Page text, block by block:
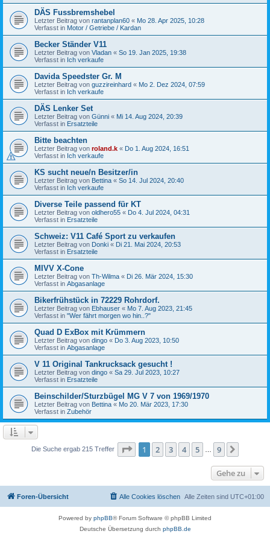
DÄS Fussbremshebel
Letzter Beitrag von rantanplan60 « Mo 28. Apr 2025, 10:28
Verfasst in Motor / Getriebe / Kardan
Becker Ständer V11
Letzter Beitrag von Vladan « So 19. Jan 2025, 19:38
Verfasst in Ich verkaufe
Davida Speedster Gr. M
Letzter Beitrag von guzzireinhard « Mo 2. Dez 2024, 07:59
Verfasst in Ich verkaufe
DÄS Lenker Set
Letzter Beitrag von Günni « Mi 14. Aug 2024, 20:39
Verfasst in Ersatzteile
Bitte beachten
Letzter Beitrag von roland.k « Do 1. Aug 2024, 16:51
Verfasst in Ich verkaufe
KS sucht neue/n Besitzer/in
Letzter Beitrag von Bettina « So 14. Jul 2024, 20:40
Verfasst in Ich verkaufe
Diverse Teile passend für KT
Letzter Beitrag von oldhero55 « Do 4. Jul 2024, 04:31
Verfasst in Ersatzteile
Schweiz: V11 Café Sport zu verkaufen
Letzter Beitrag von Donki « Di 21. Mai 2024, 20:53
Verfasst in Ersatzteile
MIVV X-Cone
Letzter Beitrag von Th-Wilma « Di 26. Mär 2024, 15:30
Verfasst in Abgasanlage
Bikerfrühstück in 72229 Rohrdorf.
Letzter Beitrag von Ebhauser « Mo 7. Aug 2023, 21:45
Verfasst in "Wer fährt morgen wo hin..?"
Quad D ExBox mit Krümmern
Letzter Beitrag von dingo « Do 3. Aug 2023, 10:50
Verfasst in Abgasanlage
V 11 Original Tankrucksack gesucht !
Letzter Beitrag von dingo « Sa 29. Jul 2023, 10:27
Verfasst in Ersatzteile
Beinschilder/Sturzbügel MG V 7 von 1969/1970
Letzter Beitrag von Bettina « Mo 20. Mär 2023, 17:30
Verfasst in Zubehör
Die Suche ergab 215 Treffer Seite 1von
1 2 3 4 5 9
Gehe zu
Foren-Übersicht Alle Zeiten sind UTC+01:00
Alle Cookies löschen
Powered by phpBB® Forum Software © phpBB Limited
Deutsche Übersetzung durch phpBB.de